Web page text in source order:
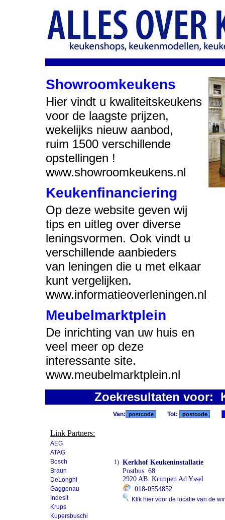
Showroomkeukens
Hier vindt u kwaliteitskeukens
voor de laagste prijzen,
wekelijks nieuw aanbod,
ruim 1500 verschillende
opstellingen !
www.showroomkeukens.nl
Keukenfinanciering
Op deze website geven wij
tips en uitleg over diverse
leningsvormen. Ook vindt u
verschillende aanbieders
van leningen die u met elkaar
kunt vergelijken.
www.informatieoverleningen.nl
Meubelmarktplein
De inrichting van uw huis en
veel meer op deze
interessante site.
www.meubelmarktplein.nl
Zoekresultaten voor:
Link Partners:
AEG
ATAG
Bosch
Braun
DeLonghi
Gaggenau
Indesit
Krups
Kupersbuschi
Van: Tot:
1) Kerkhof Keukeninstallatie
Postbus 68
2920 AB Krimpen Ad Yssel
018-0554852
Klik hier voor de locatie van de